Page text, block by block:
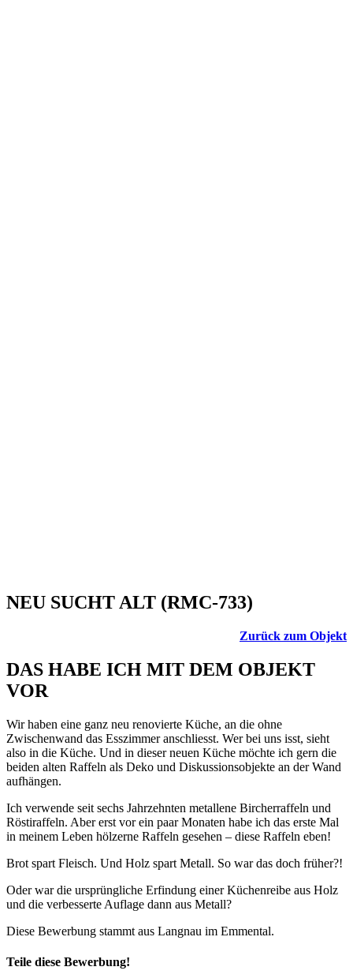
NEU SUCHT ALT (RMC-733)
Zurück zum Objekt
DAS HABE ICH MIT DEM OBJEKT
VOR
Wir haben eine ganz neu renovierte Küche, an die ohne
Zwischenwand das Esszimmer anschliesst. Wer bei uns isst, sieht
also in die Küche. Und in dieser neuen Küche möchte ich gern die
beiden alten Raffeln als Deko und Diskussionsobjekte an der Wand
aufhängen.
Ich verwende seit sechs Jahrzehnten metallene Bircherraffeln und
Röstiraffeln. Aber erst vor ein paar Monaten habe ich das erste Mal
in meinem Leben hölzerne Raffeln gesehen – diese Raffeln eben!
Brot spart Fleisch. Und Holz spart Metall. So war das doch früher?!
Oder war die ursprüngliche Erfindung einer Küchenreibe aus Holz
und die verbesserte Auflage dann aus Metall?
Diese Bewerbung stammt aus Langnau im Emmental.
Teile diese Bewerbung!